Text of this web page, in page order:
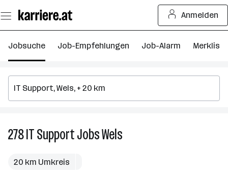
Seiteninhalt
springen
Anmelden
Jobsuche Job-Empfehlungen Job-Alarm Merkliste
278IT SupportJobsWels
20 km Umkreis